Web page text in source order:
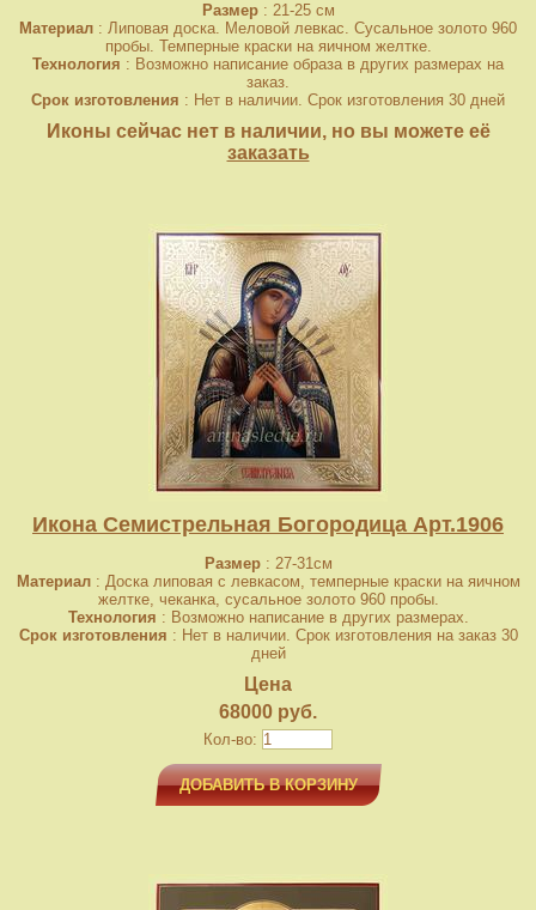
Размер: 21-25 см
Материал : Липовая доска. Меловой левкас. Сусальное золото 960
пробы. Темперные краски на яичном желтке.
Технология : Возможно написание образа в других размерах на
заказ.
Срок изготовления : Нет в наличии. Срок изготовления 30 дней
Иконы сейчас нет в наличии, но вы можете её
заказать
Икона Семистрельная Богородица Арт.1906
Размер: 27-31см
Материал: Доска липовая с левкасом, темперные краски на яичном
желтке, чеканка, сусальное золото 960 пробы.
Технология : Возможно написание в других размерах.
Срок изготовления : Нет в наличии. Срок изготовления на заказ 30
дней
Цена
68000 руб.
Кол-во:
ДОБАВИТЬ В КОРЗИНУ